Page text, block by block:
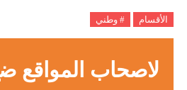
الأقسام # وطني
لاصحاب المواقع